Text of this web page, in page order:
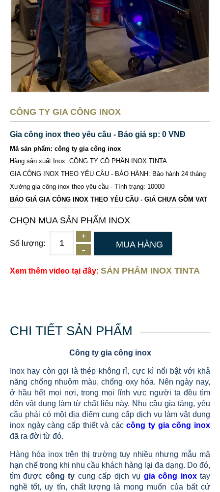
CÔNG TY GIA CÔNG INOX
Gia công inox theo yêu cầu - Báo giá sp: 0 VNĐ
Mã sản phẩm: công ty gia công inox
Hãng sản xuất Inox: CÔNG TY CỔ PHẦN INOX TINTA
GIA CÔNG INOX THEO YÊU CẦU - BẢO HÀNH: Bảo hành 24 tháng
Xưởng gia công inox theo yêu cầu - Tình trạng: 10000
BÁO GIÁ GIA CÔNG INOX THEO YÊU CẦU - GIÁ CHƯA GỒM VAT
CHỌN MUA SẢN PHẨM INOX
Số lượng: MUA HÀNG
Xem thêm video tại đây: SẢN PHẨM INOX TINTA
CHI TIẾT SẢN PHẨM
Công ty gia công inox
Inox hay còn gọi là thép không rỉ, cực kì nổi bật với khả
năng chống nhuộm màu, chống oxy hóa. Nên ngày nay,
ở hầu hết mọi nơi, trong mọi lĩnh vực người ta đều tìm
đến vật dụng làm từ chất liệu này. Nhu cầu gia tăng, yêu
cầu phải có một địa điểm cung cấp dịch vụ làm vật dụng
inox ngày càng cấp thiết và cáccông ty gia công inox
đã ra đời từ đó.
Hàng hóa inox trên thị trường tuy nhiều nhưng mẫu mã
hạn chế trong khi nhu cầu khách hàng lại đa dạng. Do đó,
tìm được công ty cung cấp dịch vụ gia công inox tay
nghề tốt, uy tín, chất lượng là mong muốn của bất cứ